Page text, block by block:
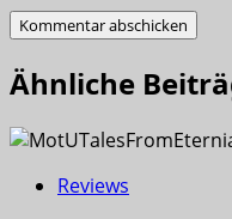
Ähnliche
Reviews